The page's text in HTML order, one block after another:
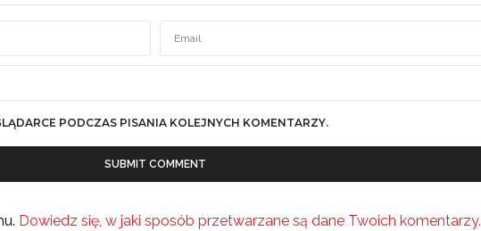
PODCZAS PISANIA KOLEJNYCH KOMENTARZY.
Dowiedz się, w jaki sposób przetwarzane są dane Twoich komentarzy.